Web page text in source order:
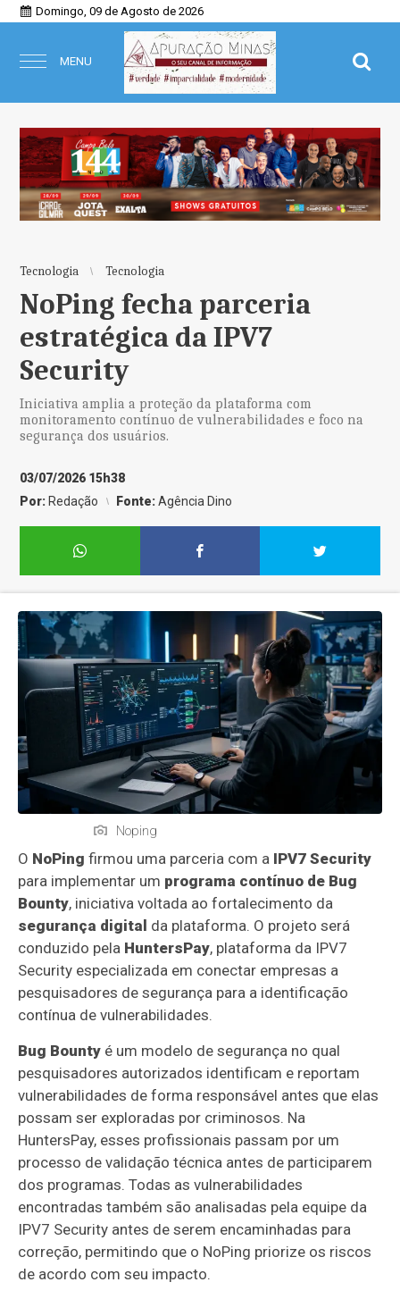
Domingo, 09 de Agosto de 2026
MENU
Tecnologia Tecnologia
NoPing fecha parceria
estratégica da IPV7
Security
Iniciativa amplia a proteção da plataforma com
monitoramento contínuo de vulnerabilidades e foco na
segurança dos usuários.
03/07/2026 15h38
Por: Redação Fonte:Agência Dino
Noping
O NoPing firmou uma parceria com a IPV7 Security
para implementar um programa contínuo de Bug
Bounty, iniciativa voltada ao fortalecimento da
segurança digital da plataforma. O projeto será
conduzido pela HuntersPay, plataforma da IPV7
Security especializada em conectar empresas a
pesquisadores de segurança para a identificação
contínua de vulnerabilidades.
Bug Bounty é um modelo de segurança no qual
pesquisadores autorizados identificam e reportam
vulnerabilidades de forma responsável antes que elas
possam ser exploradas por criminosos. Na
HuntersPay, esses profissionais passam por um
processo de validação técnica antes de participarem
dos programas. Todas as vulnerabilidades
encontradas também são analisadas pela equipe da
IPV7 Security antes de serem encaminhadas para
correção, permitindo que o NoPing priorize os riscos
de acordo com seu impacto.